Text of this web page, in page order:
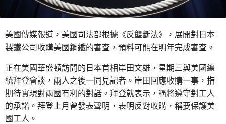
美國傳媒報道，美國司法部根據《反壟斷法》，展開對日本
製鐵公司收購美國鋼鐵的審查，預料可能在明年完成審查。
正在美國華盛頓訪問的日本首相岸田文雄，星期三與美國總
統拜登會談，兩人之後一同見記者。岸田回應收購一事，指
期待實現對兩國有利的對話。拜登就表示，稱將遵守對工人
的承諾。拜登上月曾發表聲明，表明反對收購，稱要保護美
國工人。